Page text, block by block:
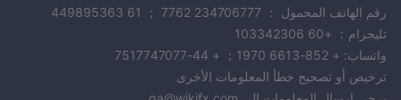
رقم الهاتف المحمول ： 234706777 7762 ； 61 449895363
تليجرام： +60 103342306
واتساب: + 852-6613 1970； + 44-7517747077
ترخيص أو تصحيح خطأ المعلومات الأخرى